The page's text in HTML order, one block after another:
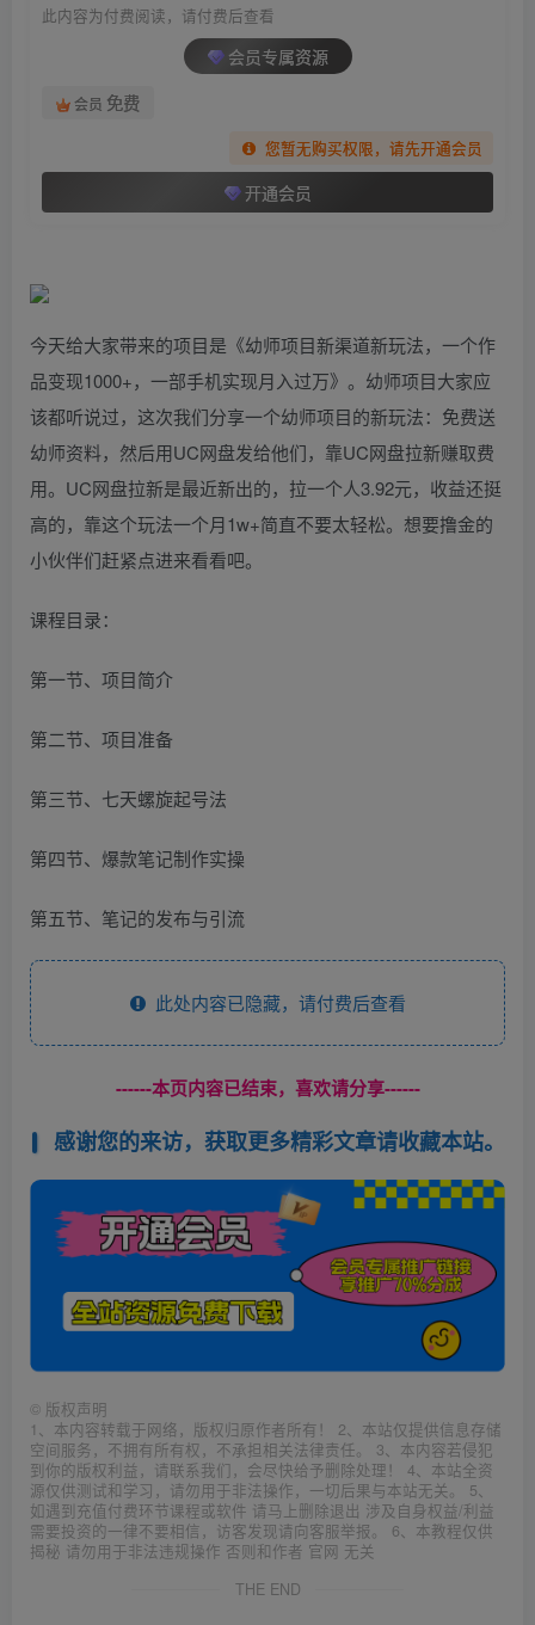
此内容为付费阅读，请付费后查看
会员专属资源
会员 免费
您暂无购买权限，请先开通会员
开通会员
今天给大家带来的项目是《幼师项目新渠道新玩法，一个作
品变现1000+，一部手机实现月入过万》。幼师项目大家应
该都听说过，这次我们分享一个幼师项目的新玩法：免费送
幼师资料，然后用UC网盘发给他们，靠UC网盘拉新赚取费
用。UC网盘拉新是最近新出的，拉一个人3.92元，收益还挺
高的，靠这个玩法一个月1w+简直不要太轻松。想要撸金的
小伙伴们赶紧点进来看看吧。
课程目录：
第一节、项目简介
第二节、项目准备
第三节、七天螺旋起号法
第四节、爆款笔记制作实操
第五节、笔记的发布与引流
此处内容已隐藏，请付费后查看
------本页内容已结束，喜欢请分享------
感谢您的来访，获取更多精彩文章请收藏本站。
© 版权声明
1、本内容转载于网络，版权归原作者所有！ 2、本站仅提供信息存储
空间服务，不拥有所有权，不承担相关法律责任。 3、本内容若侵犯
到你的版权利益，请联系我们，会尽快给予删除处理！ 4、本站全资
源仅供测试和学习，请勿用于非法操作，一切后果与本站无关。 5、
如遇到充值付费环节课程或软件 请马上删除退出 涉及自身权益/利益
需要投资的一律不要相信，访客发现请向客服举报。 6、本教程仅供
揭秘 请勿用于非法违规操作 否则和作者 官网 无关
THE END